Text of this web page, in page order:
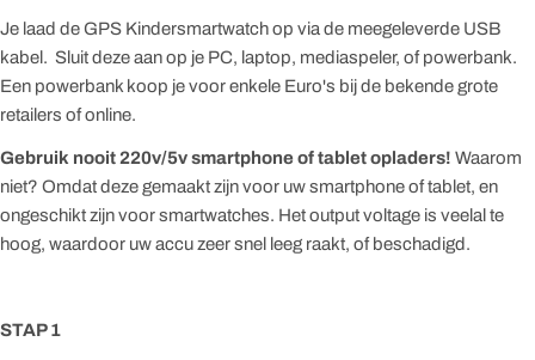
Je laad de GPS Kindersmartwatch op via de meegeleverde USB
kabel. Sluit deze aan op je PC, laptop, mediaspeler, of powerbank.
Een powerbank koop je voor enkele Euro's bij de bekende grote
retailers of online.
Gebruik nooit 220v/5v smartphone of tablet opladers! Waarom
niet? Omdat deze gemaakt zijn voor uw smartphone of tablet, en
ongeschikt zijn voor smartwatches. Het output voltage is veelal te
hoog, waardoor uw accu zeer snel leeg raakt, of beschadigd.
STAP 1